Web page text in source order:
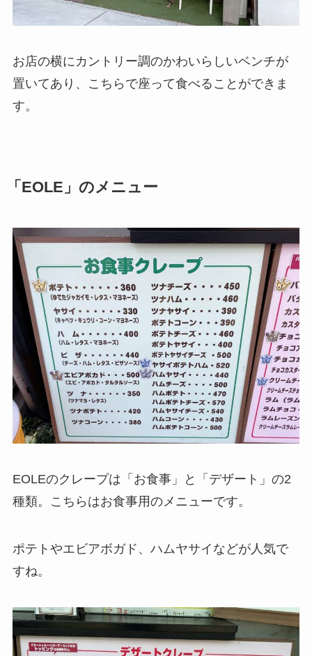
お店の横にカントリー調のかわいらしいベンチが
置いてあり、こちらで座って食べることができま
す。
「EOLE」のメニュー
EOLEのクレープは「お食事」と「デザート」の2
種類。こちらはお食事用のメニューです。
ポテトやエビアボガド、ハムヤサイなどが人気で
すね。